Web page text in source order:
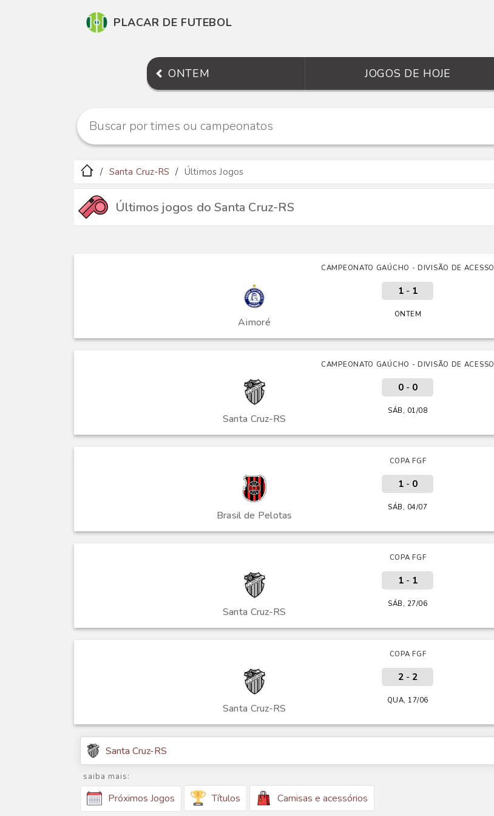
PLACAR DE FUTEBOL
ONTEM JOGOS DE HOJE
Santa Cruz-RS Últimos Jogos
Últimos jogos do Santa Cruz-RS
CAMPEONATO GAÚCHO - DIVISÃO DE ACESSO
Aimoré
1- 1
ONTEM
CAMPEONATO GAÚCHO - DIVISÃO DE ACESSO
Santa Cruz-RS
0- 0
SÁB, 01/08
COPA FGF
Brasil de Pelotas
1- 0
SÁB, 04/07
COPA FGF
Santa Cruz-RS
1- 1
SÁB, 27/06
COPA FGF
Santa Cruz-RS
2- 2
QUA, 17/06
Santa Cruz-RS
saiba mais:
Próximos Jogos Títulos Camisas e acessórios